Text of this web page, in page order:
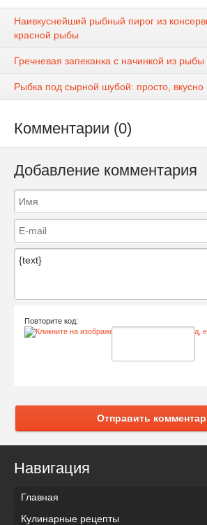
Наивкуснейший рыбный пирог из
красной рыбы
Гречневая запеканка с начинкой из рыбы
Рыбка под сырной шубой: просто, вкусно
Комментарии (0)
Добавление комментария
Повторите код:
Отправить
Навигация
Главная
Кулинарные рецепты